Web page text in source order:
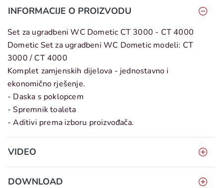
INFORMACIJE O PROIZVODU
Set za ugradbeni WC Dometic CT 3000 - CT 4000
Dometic Set za ugradbeni WC Dometic modeli: CT
3000 / CT 4000
Komplet zamjenskih dijelova - jednostavno i
ekonomično rješenje.
- Daska s poklopcem
- Spremnik toaleta
- Aditivi prema izboru proizvođača.
VIDEO
DOWNLOAD